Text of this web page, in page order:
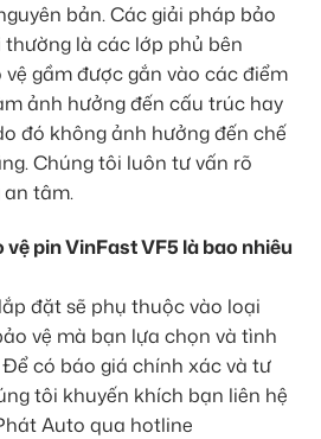
bản. Các giải pháp bảo
là các lớp phủ bên
gầm được gắn vào các điểm
ảnh hưởng đến cấu trúc hay
đó không ảnh hưởng đến chế
Chúng tôi luôn tư vấn rõ
tâm.
vệ pin VinFast VF5 là bao nhiêu
đặt sẽ phụ thuộc vào loại
vệ mà bạn lựa chọn và tình
có báo giá chính xác và tư
tôi khuyến khích bạn liên hệ
Auto qua hotline